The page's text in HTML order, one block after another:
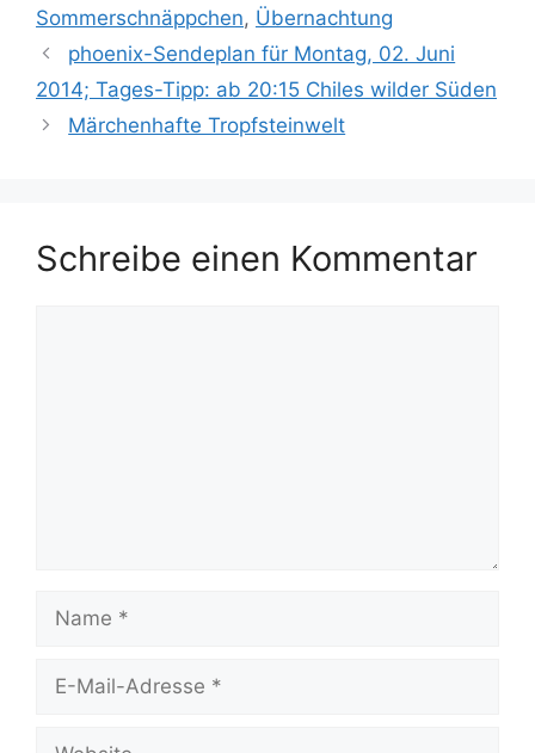
Sommerschnäppchen, Übernachtung
phoenix-Sendeplan für Montag, 02. Juni
2014; Tages-Tipp: ab 20:15 Chiles wilder Süden
Märchenhafte Tropfsteinwelt
Schreibe einen Kommentar
Name
Website